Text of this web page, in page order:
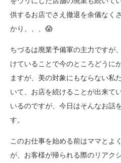
供するお店でさえ撤退を余儀なく
かり、、、😱
ちづるは廃業予備軍の主力ですが
けていることで今のところどうに
ますが、美の対象にもならない私
いて、お店を続けることが出来て
いるのですが、今日はそんなお話
す。
このお仕事を始める前はママとよ
が、お客様が帰られる際のリアク